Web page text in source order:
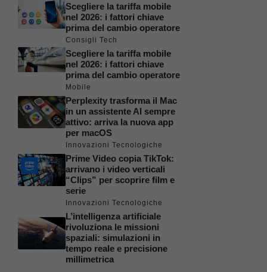
Scegliere la tariffa mobile
nel 2026: i fattori chiave
prima del cambio operatore
Consigli Tech
Scegliere la tariffa mobile
nel 2026: i fattori chiave
prima del cambio operatore
Mobile
Perplexity trasforma il Mac
in un assistente AI sempre
attivo: arriva la nuova app
per macOS
Innovazioni Tecnologiche
Prime Video copia TikTok:
arrivano i video verticali
“Clips” per scoprire film e
serie
Innovazioni Tecnologiche
L’intelligenza artificiale
rivoluziona le missioni
spaziali: simulazioni in
tempo reale e precisione
millimetrica